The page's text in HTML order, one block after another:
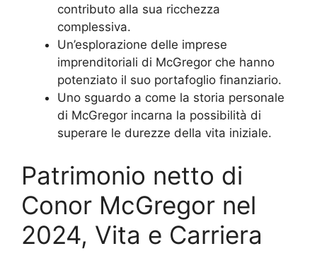
contributo alla sua ricchezza
complessiva.
Un’esplorazione delle imprese
imprenditoriali di McGregor che hanno
potenziato il suo portafoglio finanziario.
Uno sguardo a come la storia personale
di McGregor incarna la possibilità di
superare le durezze della vita iniziale.
Patrimonio netto di
Conor McGregor nel
2024, Vita e Carriera